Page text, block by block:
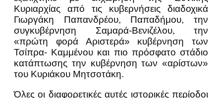
Κυριαρχίας από τις κυβερνήσεις διαδοχικά
Γιωργάκη Παπανδρέου, Παπαδήμου, την
συγκυβέρνηση Σαμαρά-Βενιζέλου, την
«πρώτη φορά Αριστερά» κυβέρνηση των
Τσίπρα- Καμμένου και πιο πρόσφατο στάδιο
κατάπτωσης την κυβέρνηση των «αρίστων»
του Κυριάκου Μητσοτάκη.
Όλες οι διαφορετικές αυτές ιστορικές περίοδοι